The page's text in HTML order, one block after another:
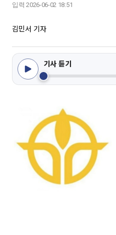
입력 2026-06-02 18:51
김민서 기자
기사 듣기